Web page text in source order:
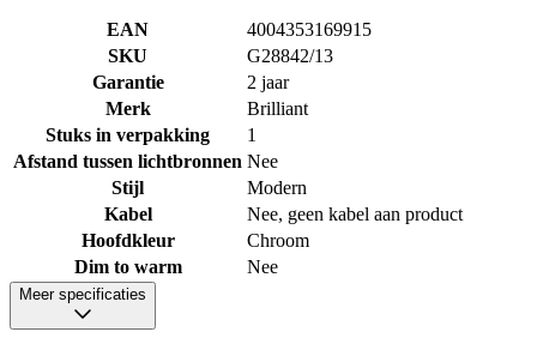
EAN
4004353169915
SKU
G28842/13
Garantie
2 jaar
Merk
Brilliant
Stuks in verpakking
1
Afstand tussen lichtbronnen Nee
Stijl
Modern
Kabel
Nee, geen kabel aan product
Hoofdkleur
Chroom
Dim to warm
Nee
Meer specificaties